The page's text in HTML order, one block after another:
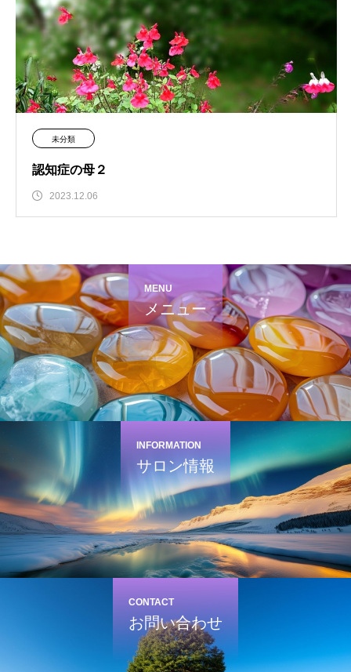
未分類
認知症の母２
2023.12.06
MENU
メニュー
INFORMATION
サロン情報
CONTACT
お問い合わせ